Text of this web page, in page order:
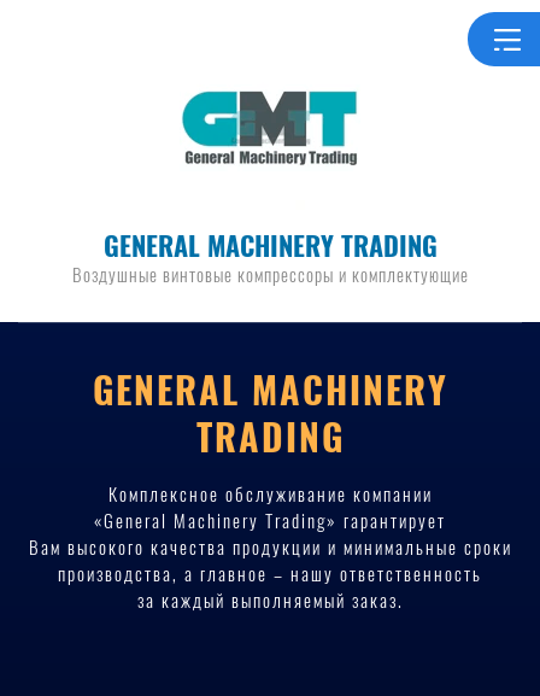
GENERAL MACHINERY TRADING
Воздушные винтовые компрессоры и комплектующие
GENERAL MACHINERY
TRADING
Комплексное обслуживание компании
«General Machinery Trading» гарантирует
Вам высокого качества продукции и минимальные сроки
производства, а главное – нашу ответственность
за каждый выполняемый заказ.